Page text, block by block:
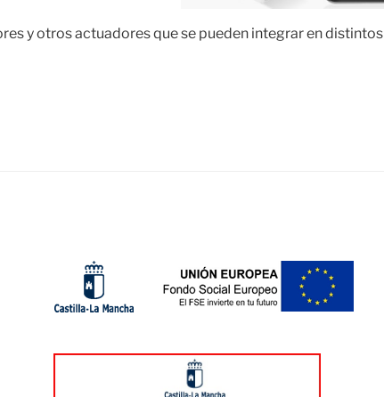
y otros actuadores que se pueden integrar en distintos